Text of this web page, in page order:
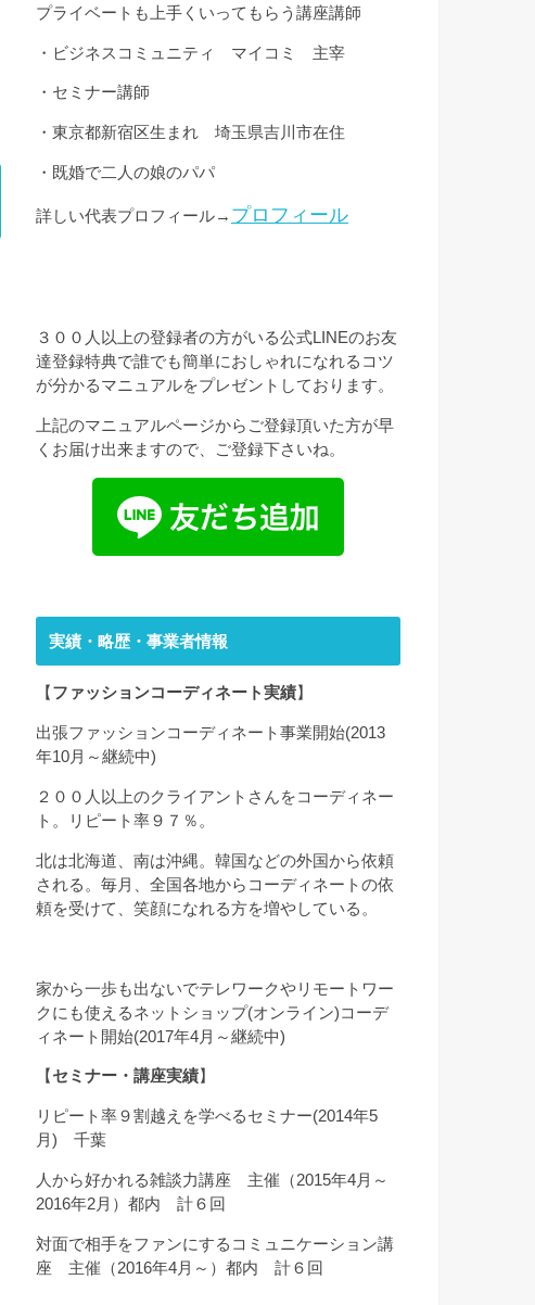
プライベートも上手くいってもらう講座講師
・ビジネスコミュニティ マイコミ 主宰
・セミナー講師
・東京都新宿区生まれ 埼玉県吉川市在住
・既婚で二人の娘のパパ
詳しい代表プロフィール→ プロフィール
３００人以上の登録者の方がいる公式LINEのお友
達登録特典で誰でも簡単におしゃれになれるコツ
が分かるマニュアルをプレゼントしております。
上記のマニュアルページからご登録頂いた方が早
くお届け出来ますので、ご登録下さいね。
実績・略歴・事業者情報
【 ファッションコーディネート実績】
出張ファッションコーディネート事業開始(2013
年10月～継続中)
２００人以上のクライアントさんをコーディネー
ト。リピート率９７％。
北は北海道、南は沖縄。韓国などの外国から依頼
される。毎月、全国各地からコーディネートの依
頼を受けて、笑顔になれる方を増やしている。
家から一歩も出ないでテレワークやリモートワー
クにも使えるネットショップ(オンライン)コーデ
ィネート開始(2017年4月～継続中)
【 セミナー・講座実績】
リピート率９割越えを学べるセミナー(2014年5
月) 千葉
人から好かれる雑談力講座 主催（2015年4月～
2016年2月）都内 計６回
対面で相手をファンにするコミュニケーション講
座 主催（2016年4月～）都内 計６回